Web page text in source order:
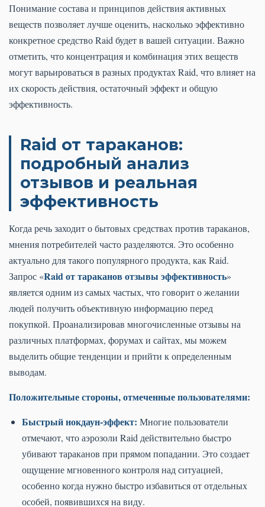
Понимание состава и принципов действия активных
веществ позволяет лучше оценить, насколько эффективно
конкретное средство Raid будет в вашей ситуации. Важно
отметить, что концентрация и комбинация этих веществ
могут варьироваться в разных продуктах Raid, что влияет на
их скорость действия, остаточный эффект и общую
эффективность.
Raid от тараканов:
подробный анализ
отзывов и реальная
эффективность
Когда речь заходит о бытовых средствах против тараканов,
мнения потребителей часто разделяются. Это особенно
актуально для такого популярного продукта, как Raid.
Запрос «Raid от тараканов отзывы эффективность»
является одним из самых частых, что говорит о желании
людей получить объективную информацию перед
покупкой. Проанализировав многочисленные отзывы на
различных платформах, форумах и сайтах, мы можем
выделить общие тенденции и прийти к определенным
выводам.
Положительные стороны, отмеченные пользователями:
Быстрый нокдаун-эффект: Многие пользователи
отмечают, что аэрозоли Raid действительно быстро
убивают тараканов при прямом попадании. Это создает
ощущение мгновенного контроля над ситуацией,
особенно когда нужно быстро избавиться от отдельных
особей, появившихся на виду.